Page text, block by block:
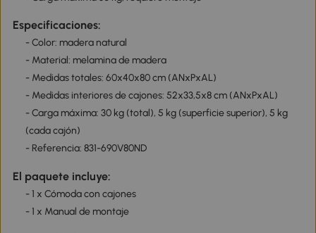
Especificaciones:
- Color: madera natural
- Material: melamina de madera
- Medidas totales: 60x40x80 cm (ANxPxAL)
- Medidas interiores de cajones: 52x33,5x8 cm (ANxPxAL)
- Carga máxima: 30 kg (total), 5 kg (superficie superior), 5 kg
(cada cajón)
- Referencia: 831-690V80ND
El paquete incluye:
- 1 x Cómoda con cajones
- 1 x Manual de montaje